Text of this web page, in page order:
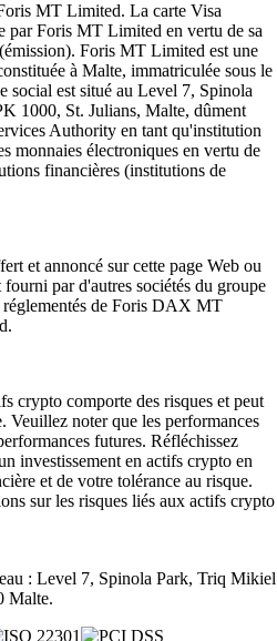
MT Limited. La carte Visa
par Foris MT Limited en vertu de sa
Foris MT Limited est une
à Malte, immatriculée sous le
social est situé au Level 7, Spinola
1000, St. Julians, Malte, dûment
Authority en tant qu'institution
monnaies électroniques en vertu de
financières (institutions de
et annoncé sur cette page Web ou
fourni par d'autres sociétés du groupe
réglementés de Foris DAX MT
crypto comporte des risques et peut
Veuillez noter que les performances
futures. Réfléchissez
investissement en actifs crypto en
et de votre tolérance au risque.
sur les risques liés aux actifs crypto
: Level 7, Spinola Park, Triq Mikiel
Malte.